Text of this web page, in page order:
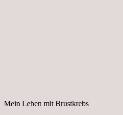
Mein Leben mit Brustkrebs